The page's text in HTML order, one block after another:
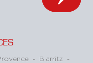
- Biarritz -